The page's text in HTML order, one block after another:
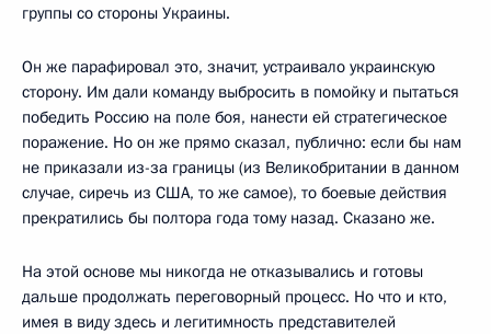
группы со стороны Украины.
Он же парафировал это, значит, устраивало украинскую
сторону. Им дали команду выбросить в помойку и пытаться
победить Россию на поле боя, нанести ей стратегическое
поражение. Но он же прямо сказал, публично: если бы нам
не приказали из-за границы (из Великобритании в данном
случае, сиречь из США, то же самое), то боевые действия
прекратились бы полтора года тому назад. Сказано же.
На этой основе мы никогда не отказывались и готовы
дальше продолжать переговорный процесс. Но что и кто,
имея в виду здесь и легитимность представителей